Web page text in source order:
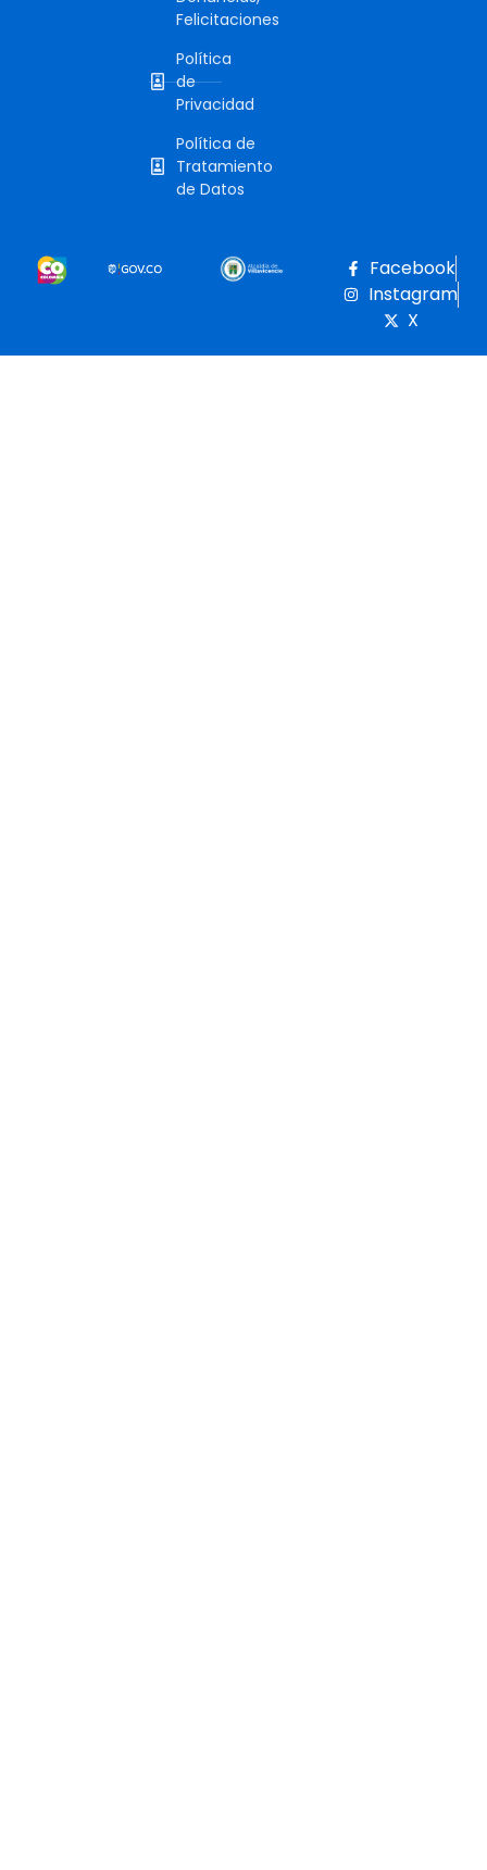
Felicitaciones
Política
de
Privacidad
Política de
Tratamiento
de Datos
Facebook
Instagram
X